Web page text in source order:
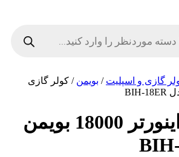
گازی و اسپلیت / بویمن / کولر گازی
کولر گازی اینورتر 18000 بویمن